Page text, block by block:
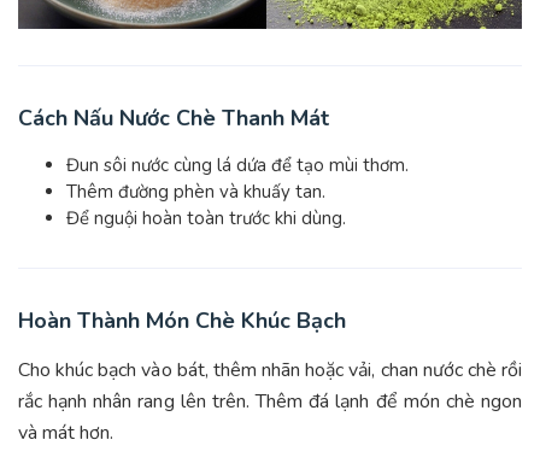
Cách Nấu Nước Chè Thanh Mát
Đun sôi nước cùng lá dứa để tạo mùi thơm.
Thêm đường phèn và khuấy tan.
Để nguội hoàn toàn trước khi dùng.
Hoàn Thành Món Chè Khúc Bạch
Cho khúc bạch vào bát, thêm nhãn hoặc vải, chan nước chè rồi
rắc hạnh nhân rang lên trên. Thêm đá lạnh để món chè ngon
và mát hơn.